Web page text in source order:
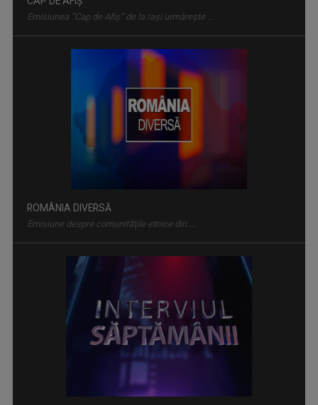
Emisiune despre comunităţile etnice din ...
INTERVIUL SĂPTĂMÂNII
Dialoguri cu personalităţi din diferite domenii